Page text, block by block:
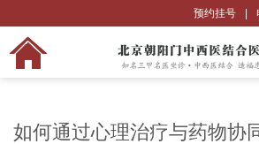
预约挂号
如何通过心理治疗与药物协